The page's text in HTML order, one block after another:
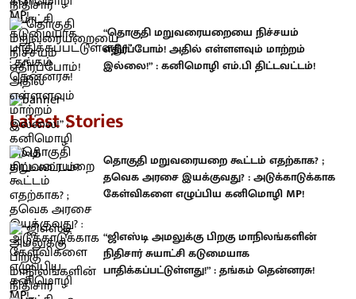
“தொகுதி மறுவரையறையை நிச்சயம்
எதிர்ப்போம்! அதில் எள்ளளவும் மாற்றம்
இல்லை!” : கனிமொழி எம்.பி திட்டவட்டம்!
Latest Stories
தொகுதி மறுவரையறை கூட்டம் எதற்காக? ;
தவெக அரசை இயக்குவது? : அடுக்காடுக்காக
கேள்விகளை எழுப்பிய கனிமொழி MP!
“ஜிஎஸ்டி அமலுக்கு பிறகு மாநிலங்களின்
நிதிசார் சுயாட்சி கடுமையாக
பாதிக்கப்பட்டுள்ளது!” : தங்கம் தென்னரசு!